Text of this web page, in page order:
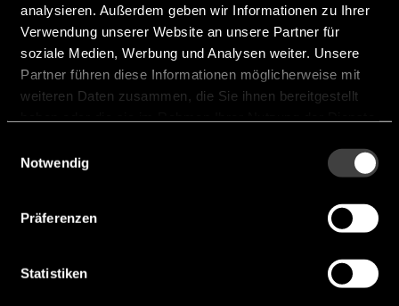
analysieren. Außerdem geben wir Informationen zu Ihrer
Verwendung unserer Website an unsere Partner für
soziale Medien, Werbung und Analysen weiter. Unsere
Partner führen diese Informationen möglicherweise mit
weiteren Daten zusammen, die Sie ihnen bereitgestellt
Notwendig
Präferenzen
Statistiken
Speed:nein
Distance:nein
Angle:nein
Opening angle vertical [°]:80 °
Opening angle horizontal [°]: